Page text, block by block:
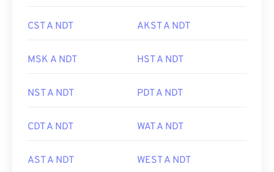
CST A NDT AKST A NDT
MSK A NDT HST A NDT
NST A NDT PDT A NDT
CDT A NDT WAT A NDT
AST A NDT WEST A NDT